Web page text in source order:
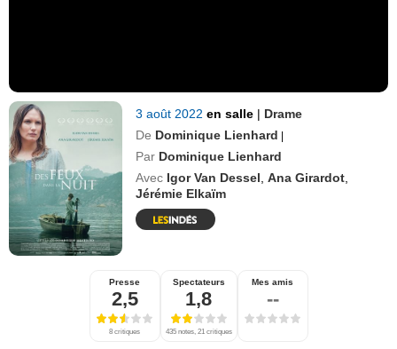
3 août 2022en salle | Drame
De Dominique Lienhard |
Par Dominique Lienhard
Avec Igor Van Dessel ,Ana Girardot
Jérémie Elkaïm
Presse
2,5
8 critiques
Spectateurs
1,8
435 notes, 21 critiques
Mes amis
--